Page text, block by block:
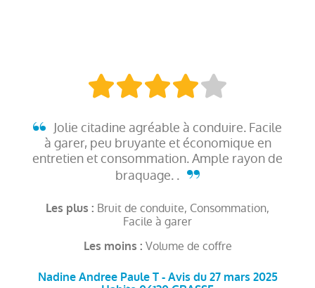
Jolie citadine agréable à conduire. Facile
à garer, peu bruyante et économique en
entretien et consommation. Ample rayon de
braquage. .
Les plus : Bruit de conduite, Consommation,
Facile à garer
Les moins : Volume de coffre
Nadine Andree Paule T - Avis du 27 mars 2025